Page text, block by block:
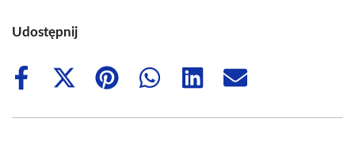
Udostępnij
Share
Share
(Twitter)
Share
Share
Share
Share